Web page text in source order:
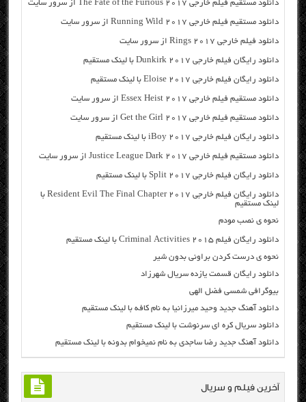
دانلود مستقیم فیلم خارجی The Fate of the Furious 2017 از سرور سایت
دانلود مستقیم فیلم خارجی Running Wild 2017 از سرور سایت
دانلود فیلم خارجی Rings 2017 از سرور سایت
دانلود رایگان فیلم خارجی Dunkirk 2017 با لینک مستقیم
دانلود رایگان فیلم خارجی Eloise 2017 با لینک مستقیم
دانلود مستقیم فیلم خارجی Essex Heist 2017 از سرور سایت
دانلود مستقیم فیلم خارجی Get the Girl 2017 از سرور سایت
دانلود رایگان فیلم خارجی iBoy 2017 با لینک مستقیم
دانلود مستقیم فیلم خارجی Justice League Dark 2017 از سرور سایت
دانلود رایگان فیلم خارجی Split 2017 با لینک مستقیم
دانلود رایگان فیلم خارجی Resident Evil The Final Chapter 2017 با
لینک مستقیم
نحوه ی نصب مودم
دانلود رایگان فیلم Criminal Activities 2015 با لینک مستقیم
نحوه ی درست کردن براونی بدون شیر
دانلود رایگان قسمت یازده سریال شهرزاد
بیوگرافی شمسی فضل الهی
دانلود آهنگ جدید وحید میرزانیا به نام کافه با لینک مستقیم
دانلود سریال کره ای سرنوشت با لینک مستقیم
دانلود آهنگ جدید رضا ساجدی به نام نمیخوام بدونه با لینک مستقیم
آخرین فیلم و سریال